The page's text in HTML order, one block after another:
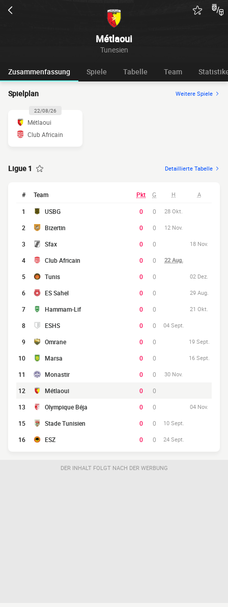
Métlaoui
Tunesien
Zusammenfassung Spiele Tabelle Team
Spielplan Weitere Spiele
22/08/26
Métlaoui
Club Africain
Ligue 1 Detaillierte Tabelle
# Team Pkt G H A
1 USBG 0 0 28 Okt.
2 Bizertin 0 0 12 Nov.
3 Sfax 0 0 18 Nov.
4 Club Africain 0 0 22 Aug.
5 Tunis 0 0 02 Dez.
6 ES Sahel 0 0 29 Aug.
7 Hammam-Lif 0 0 21 Okt.
8 ESHS 0 0 04 Sept.
9 Omrane 0 0 19 Sept.
10 Marsa 0 0 16 Sept.
11 Monastir 0 0 30 Nov.
12 Métlaoui 0
0
13
Olympique Béja 0 0 04 Nov.
15 Stade Tunisien 0 0 10 Sept.
16 ESZ 0 0 24 Sept.
DER INHALT FOLGT NACH DER WERBUNG